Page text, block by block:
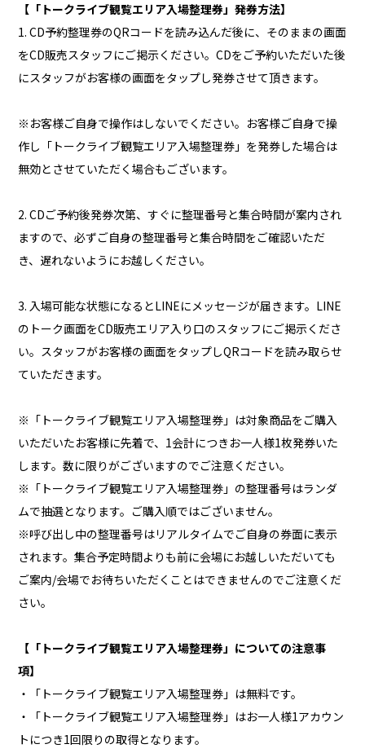
【「トークライブ観覧エリア入場整理券」発券方法】
1. CD予約整理券のQRコードを読み込んだ後に、そのままの画面
をCD販売スタッフにご掲示ください。CDをご予約いただいた後
にスタッフがお客様の画面をタップし発券させて頂きます。
※お客様ご自身で操作はしないでください。お客様ご自身で操
作し「トークライブ観覧エリア入場整理券」を発券した場合は
無効とさせていただく場合もございます。
2. CDご予約後発券次第、すぐに整理番号と集合時間が案内され
ますので、必ずご自身の整理番号と集合時間をご確認いただ
き、遅れないようにお越しください。
3. 入場可能な状態になるとLINEにメッセージが届きます。LINE
のトーク画面をCD販売エリア入り口のスタッフにご掲示くださ
い。スタッフがお客様の画面をタップしQRコードを読み取らせ
ていただきます。
※「トークライブ観覧エリア入場整理券」は対象商品をご購入
いただいたお客様に先着で、1会計につきお一人様1枚発券いた
します。数に限りがございますのでご注意ください。
※「トークライブ観覧エリア入場整理券」の整理番号はランダ
ムで抽選となります。ご購入順ではございません。
※呼び出し中の整理番号はリアルタイムでご自身の券面に表示
されます。集合予定時間よりも前に会場にお越しいただいても
ご案内/会場でお待ちいただくことはできませんのでご注意くだ
さい。
【「トークライブ観覧エリア入場整理券」についての注意事
項】
・「トークライブ観覧エリア入場整理券」は無料です。
・「トークライブ観覧エリア入場整理券」はお一人様1アカウン
トにつき1回限りの取得となります。